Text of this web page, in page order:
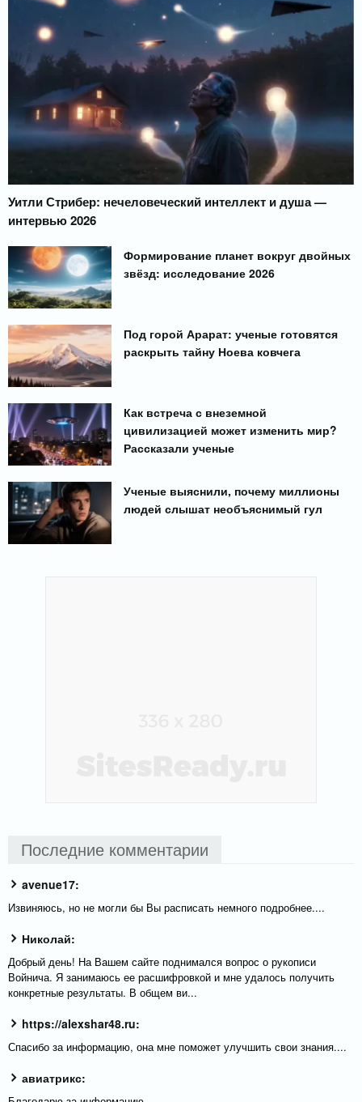
Уитли Стрибер: нечеловеческий интеллект и душа —
интервью 2026
Формирование планет вокруг двойных
звёзд: исследование 2026
Под горой Арарат: ученые готовятся
раскрыть тайну Ноева ковчега
Как встреча с внеземной
цивилизацией может изменить мир?
Рассказали ученые
Ученые выяснили, почему миллионы
людей слышат необъяснимый гул
Последние комментарии
avenue17:
Извиняюсь, но не могли бы Вы расписать немного подробнее....
Николай:
Добрый день! На Вашем сайте поднимался вопрос о рукописи
Войнича. Я занимаюсь ее расшифровкой и мне удалось получить
конкретные результаты. В общем ви...
https://alexshar48.ru:
Спасибо за информацию, она мне поможет улучшить свои знания....
авиатрикс: